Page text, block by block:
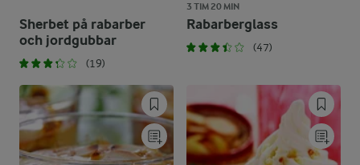
Sherbet på rabarber
och jordgubbar
(19)
3 TIM 20 MIN
Rabarberglass
(47)